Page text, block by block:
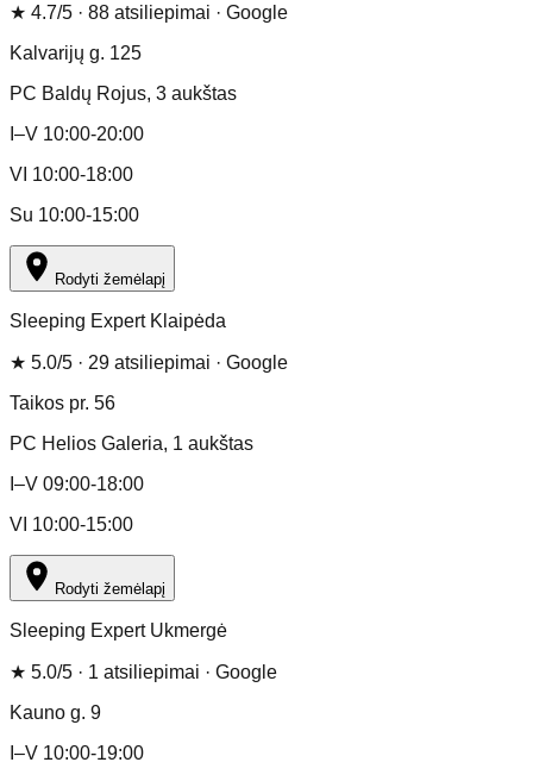
★ 4.7/5 · 88 atsiliepimai · Google
Kalvarijų g. 125
PC Baldų Rojus, 3 aukštas
I–V 10:00-20:00
VI 10:00-18:00
Su 10:00-15:00
Rodyti žemėlapį
Sleeping Expert Klaipėda
★ 5.0/5 · 29 atsiliepimai · Google
Taikos pr. 56
PC Helios Galeria, 1 aukštas
I–V 09:00-18:00
VI 10:00-15:00
Rodyti žemėlapį
Sleeping Expert Ukmergė
★ 5.0/5 · 1 atsiliepimai · Google
Kauno g. 9
I–V 10:00-19:00